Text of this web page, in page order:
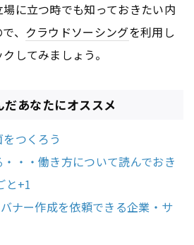
に立つ時でも知っておきたい内
、 クラウドソーシングを利用し
してみましょう。
だあなたにオススメ
つくろう
・・働き方について読んでおき
と+1
ナー作成を依頼できる企業・サ